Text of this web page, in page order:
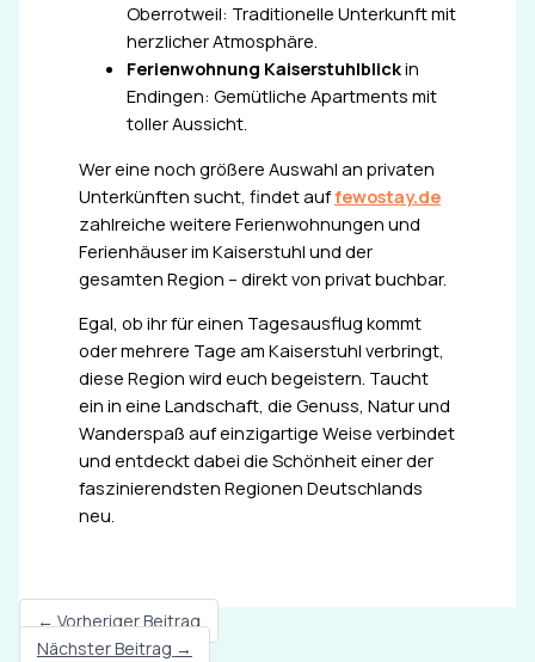
Oberrotweil: Traditionelle Unterkunft mit
herzlicher Atmosphäre.
Ferienwohnung Kaiserstuhlblickin
Endingen: Gemütliche Apartments mit
toller Aussicht.
Wer eine noch größere Auswahl an privaten
Unterkünften sucht, findet auffewostay.de
zahlreiche weitere Ferienwohnungen und
Ferienhäuser im Kaiserstuhl und der
gesamten Region – direkt von privat buchbar.
Egal, ob ihr für einen Tagesausflug kommt
oder mehrere Tage am Kaiserstuhl verbringt,
diese Region wird euch begeistern. Taucht
ein in eine Landschaft, die Genuss, Natur und
Wanderspaß auf einzigartige Weise verbindet
und entdeckt dabei die Schönheit einer der
faszinierendsten Regionen Deutschlands
neu.
←Vorheriger Beitrag
Nächster Beitrag →